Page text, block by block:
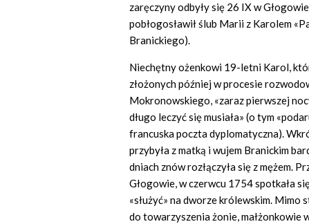
zaręczyny odbyły się 26 IX w
pobłogosławił ślub Marii z Karolem
Branickiego).
Niechętny ożenkowi 19-letni Karol,
złożonych później w procesie
Mokronowskiego, «zaraz pierwszej
długo leczyć się musiała» (o tym
francuska poczta dyplomatyczna).
przybyła z matką i wujem Branickim
dniach znów rozłączyła się z mężem.
Głogowie, w czerwcu 1754 spotkała
«służyć» na dworze królewskim. Mimo
do towarzyszenia żonie, małżonkowie